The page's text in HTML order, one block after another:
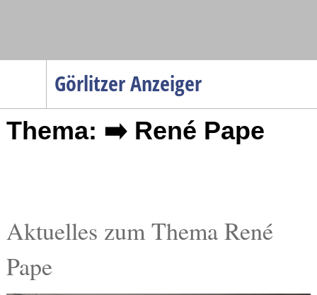
Görlitzer Anzeiger
Menüpunkte
Startseite
Verkehr
Gesundheit
Thema: ➡️ René Pape
Aktuelles zum Thema René
Pape